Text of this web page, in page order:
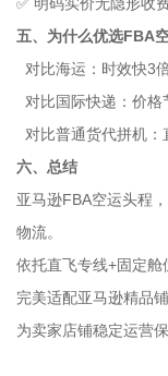
五、为什么优选FBA
对比海运：时效快3
对比国际快递：价
对比普通货代拼机
六、总结
亚马逊FBA空运头程
物流。
依托直飞专线+固定舱
完美适配亚马逊精品
为卖家店铺稳定运营保